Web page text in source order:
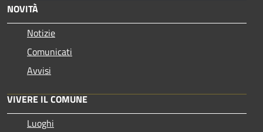
NOVITÀ
Notizie
Comunicati
Avvisi
VIVERE IL COMUNE
Luoghi